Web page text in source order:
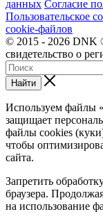
данных Согласие
Пользовательское
cookie-файлов
© 2015 - 2026
свидетельство о
Найти
Используем файлы
защищает
файлы cookies
чтобы
сайта.
Запретить
браузера.
на использование